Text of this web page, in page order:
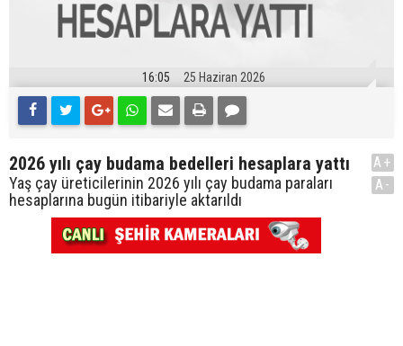
16:05 25 Haziran 2026
2026 yılı çay budama bedelleri hesaplara yattı
Yaş çay üreticilerinin 2026 yılı çay budama paraları
hesaplarına bugün itibariyle aktarıldı
A+
A-